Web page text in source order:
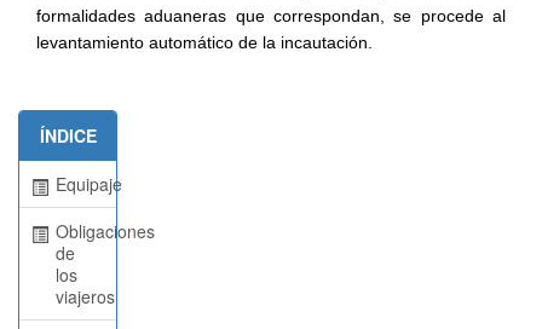
formalidades aduaneras que correspondan, se procede al
levantamiento automático de la incautación.
ÍNDICE
Equipaje
Obligaciones
de
los
viajeros